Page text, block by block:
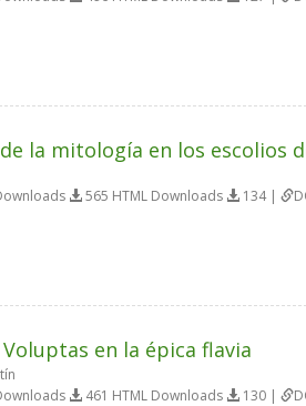
la mitología en los escolios
565 HTML Downloads 134 |
en la épica flavia
461 HTML Downloads 130 |